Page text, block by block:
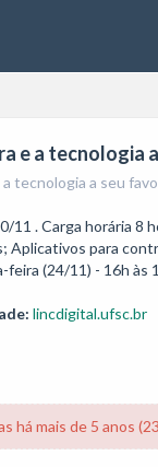
e a tecnologia
tecnologia a seu
11 . Carga horária 8
Aplicativos para
(24/11) - 16h às
lincdigital.ufsc.br
há mais de 5 anos